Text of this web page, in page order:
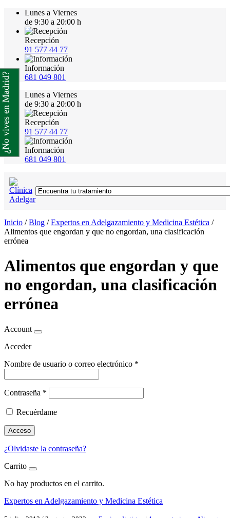
Lunes a Viernes
de 9:30 a 20:00 h
Recepción
91 577 44 77
Información
681 049 801
Lunes a Viernes
de 9:30 a 20:00 h
Recepción
91 577 44 77
Información
681 049 801
Inicio /Blog /Expertos en Adelgazamiento y Medicina Estética /
Alimentos que engordan y que no engordan, una clasificación
errónea
Alimentos que engordan y que
no engordan, una clasificación
errónea
Account
Acceder
Nombre de usuario o correo electrónico *
Contraseña *
Recuérdame
Acceso
¿Olvidaste la contraseña?
Carrito
No hay productos en el carrito.
Expertos en Adelgazamiento y Medicina Estética
¿No vives en Madrid?